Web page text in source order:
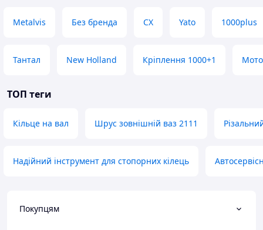
Metalvis Без бренда CX Yato 1000plus
Тантал New Holland Кріплення 1000+1
ТОП теги
Кільце на вал Шрус зовнішній ваз 2111
Надійний інструмент для стопорних кілець
Покупцям